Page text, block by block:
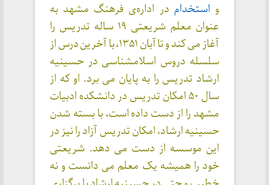
و استخدام در اداره‌ی فرهنگ مشهد به
عنوان معلم شریعتی ۱۹ ساله تدریس را
آغاز می کند و تا آبان ۱۳۵۱، با آخرین درس از
سلسله دروس اسلامشناسی در حسینیه
ارشاد تدریس را به پایان می برد. او که از
سال ۵۰ امکان تدریس در دانشکده ادبیات
مشهد را از دست داده است، با بسته شدن
حسینیه ارشاد، امکان تدریس آزاد را نیز در
این موسسه از دست می دهد. شریعتی
خود را همیشه یک معلم می دانست و نه